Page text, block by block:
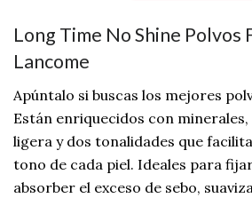
Long Time No Shine Polvos
Lancome
Apúntalo si buscas los mejores
Están enriquecidos con
ligera y dos tonalidades que
tono de cada piel. Ideales para
absorber el exceso de sebo,